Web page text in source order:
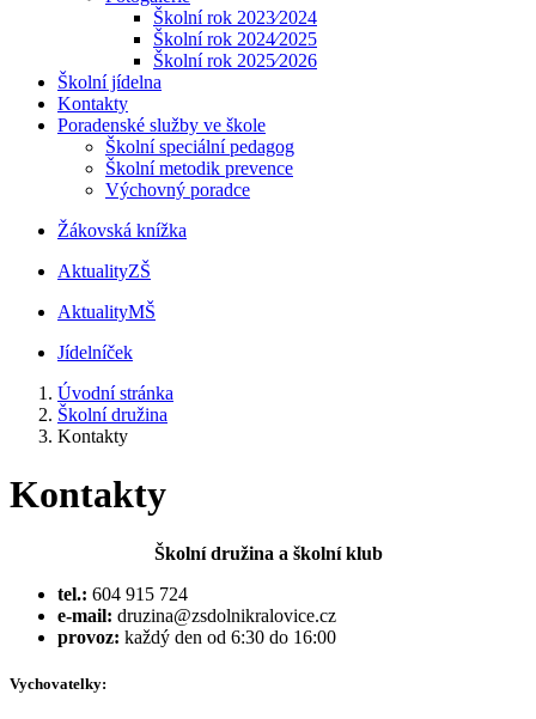
Školní rok 2023⁄2024
Školní rok 2024⁄2025
Školní rok 2025⁄2026
Školní jídelna
Kontakty
Poradenské služby ve škole
Školní speciální pedagog
Školní metodik prevence
Výchovný poradce
Žákovská knížka
AktualityZŠ
AktualityMŠ
Jídelníček
Úvodní stránka
Školní družina
Kontakty
Kontakty
Školní družina a školní klub
tel.: 604 915 724
e-mail: druzina@zsdolnikralovice.cz
provoz: každý den od 6:30 do 16:00
Vychovatelky: